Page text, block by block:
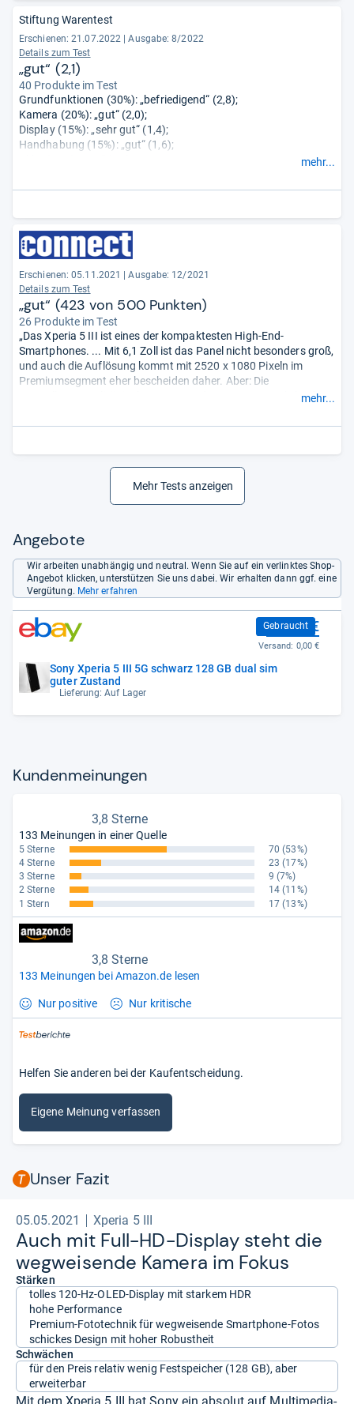
Stiftung Warentest
Erschienen: 21.07.2022 | Ausgabe: 8/2022
Details zum Test
„gut“ (2,1)
40 Produkte im Test
Grundfunktionen (30%): „befriedigend“ (2,8);
Kamera (20%): „gut“ (2,0);
Display (15%): „sehr gut“ (1,4);
Handhabung (15%): „gut“ (1,6);
mehr...
Erschienen: 05.11.2021 | Ausgabe: 12/2021
Details zum Test
„gut“ (423 von 500 Punkten)
26 Produkte im Test
„Das Xperia 5 III ist eines der kompaktesten High-End-
Smartphones. ... Mit 6,1 Zoll ist das Panel nicht besonders groß,
und auch die Auflösung kommt mit 2520 x 1080 Pixeln im
Premiumsegment eher bescheiden daher. Aber: Die
Darstellungsqualität ist herausragend, in puncto Leuchtkraft
Displays des Jahres vor. ... So stark wie das Display ist zudem
mehr...
Mehr Tests anzeigen
Angebote
Wir arbeiten unabhängig und neutral. Wenn Sie auf ein verlinktes Shop-
Angebot klicken, unterstützen Sie uns dabei. Wir erhalten dann ggf. eine
Vergütung. Mehr erfahren
Sony Xperia 5 III 5G schwarz 128 GB dual sim
guter Zustand
Lieferung: Auf Lager
Gebraucht
371,31 €
Versand: 0,00 €
Kun­den­mei­nun­gen
3,8 Sterne
133 Meinungen in einer Quelle
5 Sterne 70 (53%)
4 Sterne
23 (17%)
3 Sterne
9 (7%)
2 Sterne
14 (11%)
1 Stern
17 (13%)
3,8 Sterne
133 Meinungen bei Amazon.de lesen
Nur positive Nur kritische
Helfen Sie anderen bei der Kaufentscheidung.
Eigene Meinung verfassen
Unser Fazit
05.05.2021 Xperia 5 III
Auch mit Full-​HD-​Dis­play steht die
weg­wei­sende Kamera im Fokus
Stärken
tolles 120-Hz-OLED-Display mit starkem HDR
hohe Performance
Premium-Fototechnik für wegweisende Smartphone-Fotos
schickes Design mit hoher Robustheit
Schwächen
für den Preis relativ wenig Festspeicher (128 GB), aber
erweiterbar
Mit dem Xperia 5 III hat Sony ein absolut auf Multimedia-